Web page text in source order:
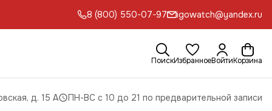
8 (800) 550-07-97 igowatch@yandex.ru
ПоискИзбранноеВойтиКорзина
д. 15 А ПН-ВС с 10 до 21 по предварительной записи